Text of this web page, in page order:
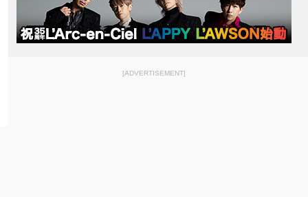
[ADVERTISEMENT]